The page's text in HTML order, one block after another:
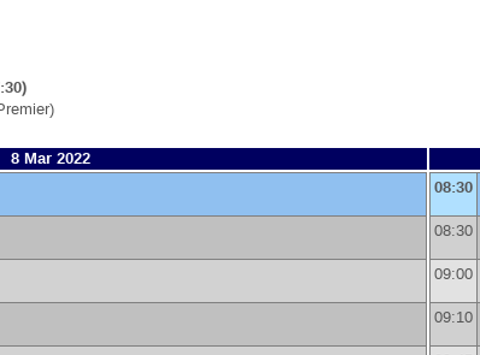
8 Mar 2022
08:30
08:30
09:00
09:10